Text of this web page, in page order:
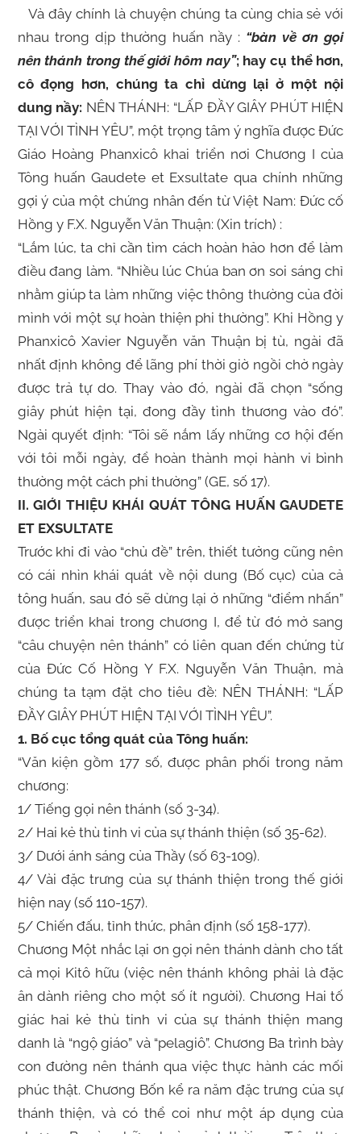
Và đây chính là chuyện chúng ta cùng chia sẻ với
nhau trong dịp thường huấn nầy : “bàn về ơn gọi
nên thánh trong thế giới hôm nay”; hay cụ thể hơn,
cô đọng hơn, chúng ta chỉ dừng lại ở một nội
dung nầy: NÊN THÁNH: “LẤP ĐẦY GIÂY PHÚT HIỆN
TẠI VỚI TÌNH YÊU”, một trọng tâm ý nghĩa được Đức
Giáo Hoàng Phanxicô khai triển nơi Chương I của
Tông huấn Gaudete et Exsultate qua chính những
gợi ý của một chứng nhân đến từ Việt Nam: Đức cố
Hồng y F.X. Nguyễn Văn Thuận: (Xin trích) :
“Lắm lúc, ta chỉ cần tìm cách hoàn hảo hơn để làm
điều đang làm. “Nhiều lúc Chúa ban ơn soi sáng chỉ
nhằm giúp ta làm những việc thông thường của đời
mình với một sự hoàn thiện phi thường”. Khi Hồng y
Phanxicô Xavier Nguyễn văn Thuận bị tù, ngài đã
nhất định không để lãng phí thời giờ ngồi chờ ngày
được trả tự do. Thay vào đó, ngài đã chọn “sống
giây phút hiện tại, đong đầy tình thương vào đó”.
Ngài quyết định: “Tôi sẽ nắm lấy những cơ hội đến
với tôi mỗi ngày, để hoàn thành mọi hành vi bình
thường một cách phi thường” (GE, số 17).
II. GIỚI THIỆU KHÁI QUÁT TÔNG HUẤN GAUDETE
ET EXSULTATE
Trước khi đi vào “chủ đề” trên, thiết tưởng cũng nên
có cái nhìn khái quát về nội dung (Bố cục) của cả
tông huấn, sau đó sẽ dừng lại ở những “điểm nhấn”
được triển khai trong chương I, để từ đó mở sang
“câu chuyện nên thánh” có liên quan đến chứng từ
của Đức Cố Hồng Y F.X. Nguyễn Văn Thuận, mà
chúng ta tạm đặt cho tiêu đề: NÊN THÁNH: “LẤP
ĐẦY GIÂY PHÚT HIỆN TẠI VỚI TÌNH YÊU”.
1. Bố cục tổng quát của Tông huấn:
“Văn kiện gồm 177 số, được phân phối trong năm
chương:
1/ Tiếng gọi nên thánh (số 3-34).
2/ Hai kẻ thù tinh vi của sự thánh thiện (số 35-62).
3/ Dưới ánh sáng của Thầy (số 63-109).
4/ Vài đặc trưng của sự thánh thiện trong thế giới
hiện nay (số 110-157).
5/ Chiến đấu, tỉnh thức, phân định (số 158-177).
Chương Một nhắc lại ơn gọi nên thánh dành cho tất
cả mọi Kitô hữu (việc nên thánh không phải là đặc
ân dành riêng cho một số ít người). Chương Hai tố
giác hai kẻ thù tinh vi của sự thánh thiện mang
danh là “ngộ giáo” và “pelagiô”. Chương Ba trình bày
con đường nên thánh qua việc thực hành các mối
phúc thật. Chương Bốn kể ra năm đặc trưng của sự
thánh thiện, và có thể coi như một áp dụng của